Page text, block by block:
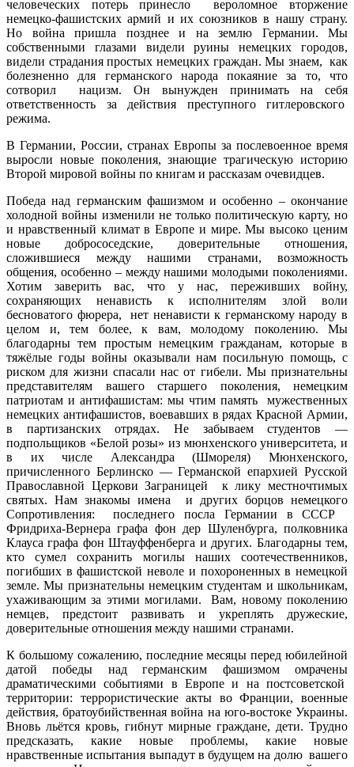
человеческих потерь принесло вероломное вторжение
немецко-фашистских армий и их союзников в нашу страну.
Но война пришла позднее и на землю Германии. Мы
собственными глазами видели руины немецких городов,
видели страдания простых немецких граждан. Мы знаем, как
болезненно для германского народа покаяние за то, что
сотворил нацизм. Он вынужден принимать на себя
ответственность за действия преступного гитлеровского
режима.
В Германии, России, странах Европы за послевоенное время
выросли новые поколения, знающие трагическую историю
Второй мировой войны по книгам и рассказам очевидцев.
Победа над германским фашизмом и особенно – окончание
холодной войны изменили не только политическую карту, но
и нравственный климат в Европе и мире. Мы высоко ценим
новые добрососедские, доверительные отношения,
сложившиеся между нашими странами, возможность
общения, особенно – между нашими молодыми поколениями.
Хотим заверить вас, что у нас, переживших войну,
сохраняющих ненависть к исполнителям злой воли
бесноватого фюрера, нет ненависти к германскому народу в
целом и, тем более, к вам, молодому поколению. Мы
благодарны тем простым немецким гражданам, которые в
тяжёлые годы войны оказывали нам посильную помощь, с
риском для жизни спасали нас от гибели. Мы признательны
представителям вашего старшего поколения, немецким
патриотам и антифашистам: мы чтим память мужественных
немецких антифашистов, воевавших в рядах Красной Армии,
в партизанских отрядах. Не забываем студентов —
подпольщиков «Белой розы» из мюнхенского университета, и
в их числе Александра (Шмореля) Мюнхенского,
причисленного Берлинско — Германской епархией Русской
Православной Церкови Заграницей к лику местночтимых
святых. Нам знакомы имена и других борцов немецкого
Сопротивления: последнего посла Германии в СССР
Фридриха-Вернера графа фон дер Шуленбурга, полковника
Клауса графа фон Штауффенберга и других. Благодарны тем,
кто сумел сохранить могилы наших соотечественников,
погибших в фашистской неволе и похороненных в немецкой
земле. Мы признательны немецким студентам и школьникам,
ухаживающим за этими могилами. Вам, новому поколению
немцев, предстоит развивать и укреплять дружеские,
доверительные отношения между нашими странами.
К большому сожалению, последние месяцы перед юбилейной
датой победы над германским фашизмом омрачены
драматическими событиями в Европе и на постсоветской
территории: террористические акты во Франции, военные
действия, братоубийственная война на юго-востоке Украины.
Вновь льётся кровь, гибнут мирные граждане, дети. Трудно
предсказать, какие новые проблемы, какие новые
нравственные испытания выпадут в будущем на долю вашего